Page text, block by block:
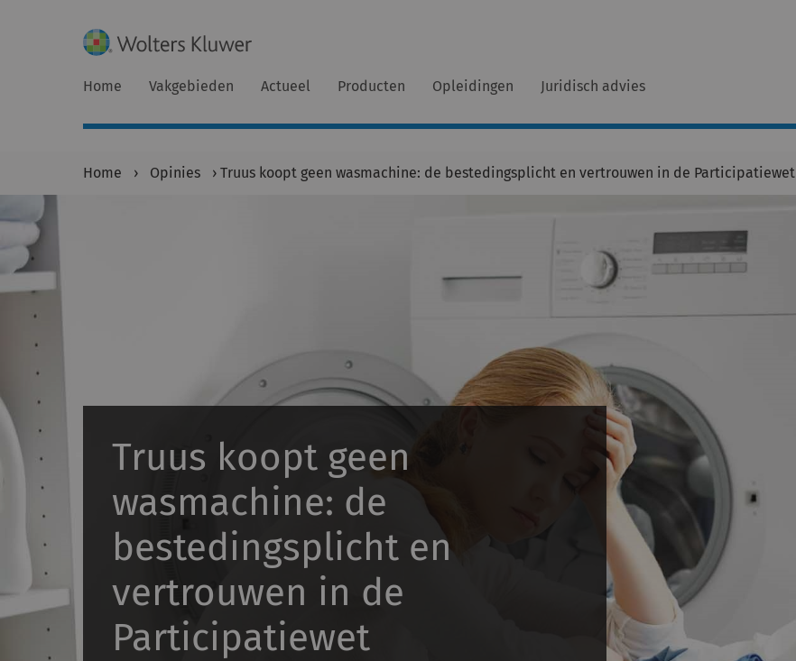
Home Vakgebieden Actueel Producten Opleidingen Juridisch advies
Home › Opinies › Truus koopt geen wasmachine: de bestedingsplicht en vertrouwen in de Participatiewet
Truus koopt geen
wasmachine: de
bestedingsplicht en
vertrouwen in de
Participatiewet